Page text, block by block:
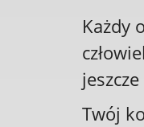
Każdy
Twój